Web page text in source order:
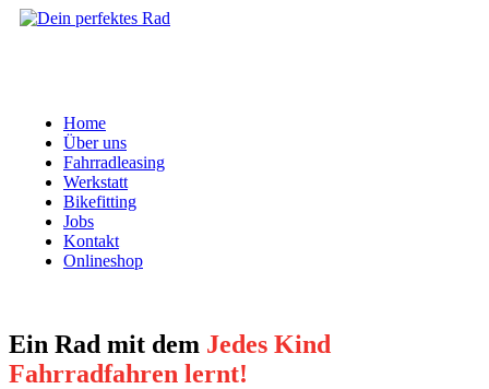
Home
Über uns
Fahrradleasing
Werkstatt
Bikefitting
Jobs
Kontakt
Onlineshop
Ein Rad mit dem Jedes Kind
Fahrradfahren lernt!